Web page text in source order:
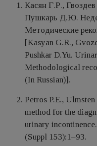
Касян Г.Р.,
Пушкарь Д.Ю.
Методические
[Kasyan G.R.,
Pushkar D.Yu.
Methodological
(In Russian)].
Petros P.E.,
method for the
urinary
(Suppl 153):1–93.